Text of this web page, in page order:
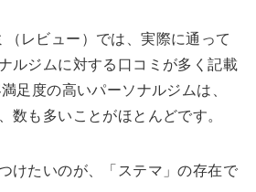
レビュー）では、実際に通って
ルジムに対する口コミが多く記載
足度の高いパーソナルジムは、
数も多いことがほとんどです。
けたいのが、「ステマ」の存在で